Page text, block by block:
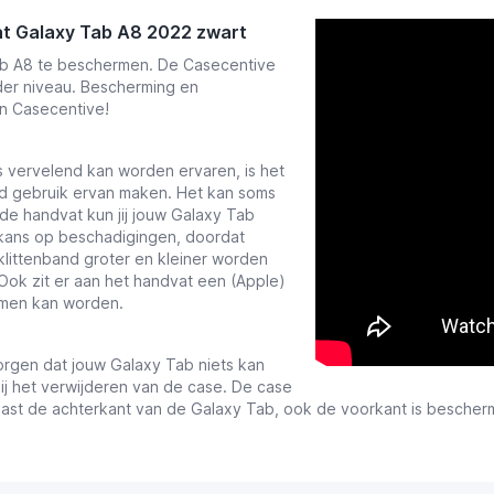
Galaxy Tab A8 2022 zwart
A8 te beschermen. De Casecentive
niveau. Bescherming en
Casecentive!
vervelend kan worden ervaren, is het
ervan maken. Het kan soms
handvat kun jij jouw Galaxy Tab
op beschadigingen, doordat
groter en kleiner worden
zit er aan het handvat een (Apple)
kan worden.
dat jouw Galaxy Tab niets kan
het verwijderen van de case. De case
de achterkant van de Galaxy Tab, ook de voorkant is